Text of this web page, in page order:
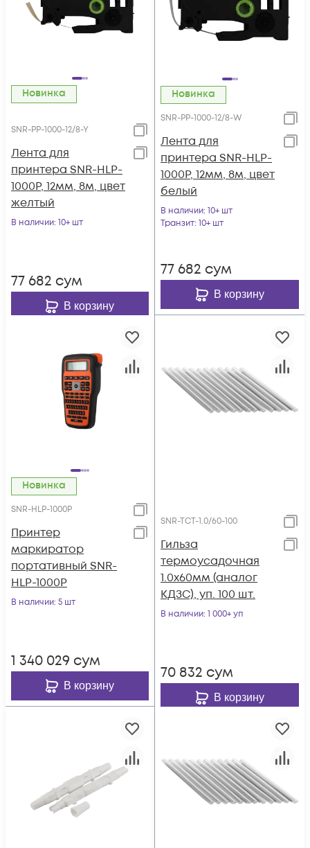
Новинка
SNR-PP-1000-12/8-Y
Лента для
принтера SNR-HLP-
1000P, 12мм, 8м, цвет
желтый
В наличии: 10+ шт
77 682 сум
В корзину
Новинка
SNR-PP-1000-12/8-W
Лента для
принтера SNR-HLP-
1000P, 12мм, 8м, цвет
белый
В наличии: 10+ шт
Транзит: 10+ шт
77 682 сум
В корзину
Новинка
SNR-HLP-1000P
Принтер
маркиратор
портативный SNR-
HLP-1000P
В наличии: 5 шт
1 340 029 сум
В корзину
SNR-TCT-1.0/60-100
Гильза
термоусадочная
1.0х60мм (аналог
КДЗС), уп. 100 шт.
В наличии: 1 000+ уп
70 832 сум
В корзину